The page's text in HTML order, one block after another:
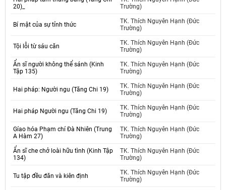
20)_
Trường)
Bí mật của sự tỉnh thức
TK. Thích Nguyên Hạnh (Đức
Trường)
Tội lỗi từ sáu căn
TK. Thích Nguyên Hạnh (Đức
Trường)
Ẩn sĩ người không thể sánh (Kinh
Tập 135)
TK. Thích Nguyên Hạnh (Đức
Trường)
Hai pháp: Người ngu (Tăng Chi 19)
TK. Thích Nguyên Hạnh (Đức
Trường)
Hai pháp Người ngu (Tăng Chi 19)
TK. Thích Nguyên Hạnh (Đức
Trường)
Gíao hóa Phạm chí Đà Nhiên (Trung
A Hàm 27)
TK. Thích Nguyên Hạnh (Đức
Trường)
Ẩn sĩ che chở loài hữu tình (Kinh Tập
134)
TK. Thích Nguyên Hạnh (Đức
Trường)
Tu tập đều đăn và kiên định
TK. Thích Nguyên Hạnh (Đức
Trường)